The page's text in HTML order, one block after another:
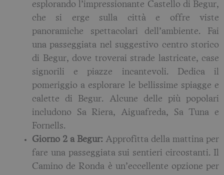
esplorando l’impressionante Castello di Begur,
che si erge sulla città e offre viste
panoramiche spettacolari dell’ambiente. Fai
una passeggiata nel suggestivo centro storico
di Begur, dove troverai strade lastricate, case
signorili e piazze incantevoli. Dedica il
pomeriggio a esplorare le bellissime spiagge e
calette di Begur. Alcune delle più popolari
includono Sa Riera, Aiguafreda, Sa Tuna e
Fornells.
Giorno 2 a Begur: Approfitta della mattina per
fare una passeggiata sui sentieri circostanti. Il
Camino de Ronda è un’eccellente opzione per